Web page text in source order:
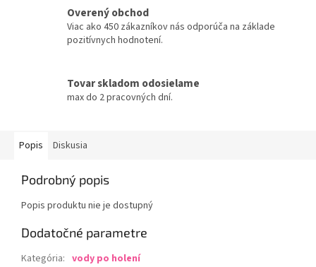
Overený obchod
Viac ako 450 zákazníkov nás odporúča na základe
pozitívnych hodnotení.
Tovar skladom odosielame
max do 2 pracovných dní.
Popis Diskusia
Podrobný popis
Popis produktu nie je dostupný
Dodatočné parametre
Kategória: vody po holení